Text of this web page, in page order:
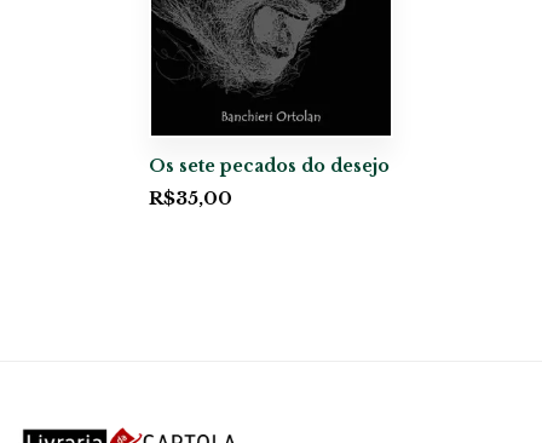
Os sete pecados do desejo
R$35,00